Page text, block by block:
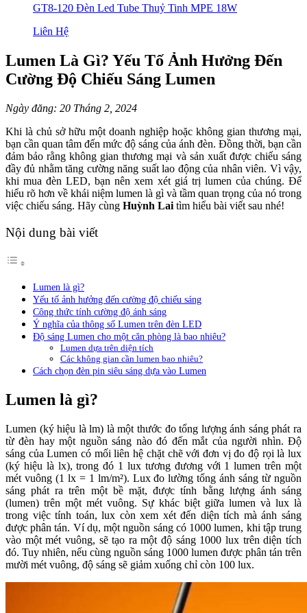
GT8-120 Đèn Led Tube Thuỷ Tinh MPE 18W
Liên Hệ
Lumen Là Gì? Yếu Tố Ảnh Hưởng Đến
Cường Độ Chiếu Sáng Lumen
Ngày đăng: 20 Tháng 2, 2024
Khi là chủ sở hữu một doanh nghiệp hoặc không gian thương mại,
bạn cần quan tâm đến mức độ sáng của ánh đèn. Đồng thời, bạn cần
đảm bảo rằng không gian thương mại và sản xuất được chiếu sáng
đầy đủ nhằm tăng cường năng suất lao động của nhân viên. Vì vậy,
khi mua đèn LED, bạn nên xem xét giá trị lumen của chúng. Để
hiểu rõ hơn về khái niệm lumen là gì và tầm quan trọng của nó trong
việc chiếu sáng. Hãy cùng Huỳnh Lai tìm hiểu bài viết sau nhé!
Nội dung bài viết
Lumen là gì?
Yếu tố ảnh hưởng đến cường độ chiếu sáng
Công thức tính cường độ ánh sáng
Ý nghĩa của thông số Lumen trên đèn LED
Độ sáng Lumen cho một căn phòng là bao nhiêu?
Lumen dựa trên diện tích
Các không gian cần lumen bao nhiêu?
Cách chọn đèn pin siêu sáng dựa vào Lumen
Lumen là gì?
Lumen (ký hiệu là lm) là một thước đo tổng lượng ánh sáng phát ra
từ đèn hay một nguồn sáng nào đó đến mắt của người nhìn. Độ
sáng của Lumen có mối liên hệ chặt chẽ với đơn vị đo độ rọi là lux
(ký hiệu là lx), trong đó 1 lux tương đương với 1 lumen trên một
mét vuông (1 lx = 1 lm/m²). Lux đo lường tổng ánh sáng từ nguồn
sáng phát ra trên một bề mặt, được tính bằng lượng ánh sáng
(lumen) trên một mét vuông. Sự khác biệt giữa lumen và lux là
trong việc tính toán, lux còn xem xét đến diện tích mà ánh sáng
được phân tán. Ví dụ, một nguồn sáng có 1000 lumen, khi tập trung
vào một mét vuông, sẽ tạo ra một độ sáng 1000 lux trên diện tích
đó. Tuy nhiên, nếu cùng nguồn sáng 1000 lumen được phân tán trên
mười mét vuông, độ sáng sẽ giảm xuống chỉ còn 100 lux.